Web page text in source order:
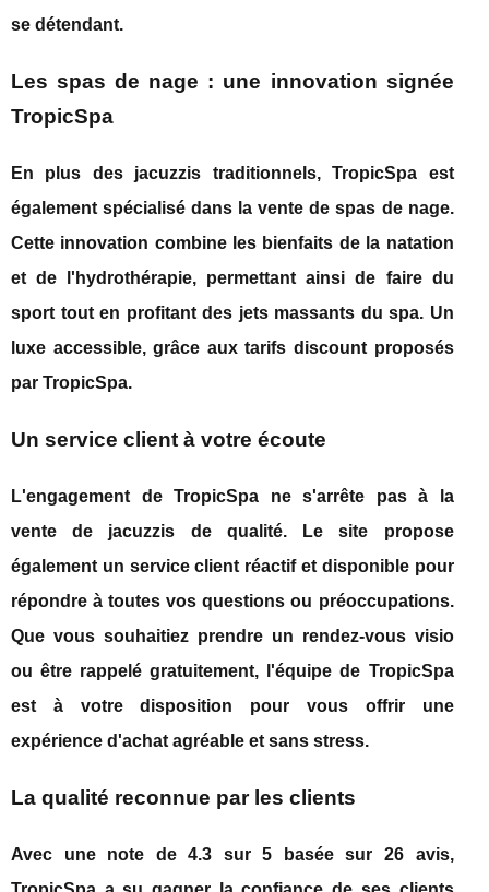
se détendant.
Les spas de nage : une innovation signée
TropicSpa
En plus des jacuzzis traditionnels, TropicSpa est
également spécialisé dans la vente de spas de nage.
Cette innovation combine les bienfaits de la natation
et de l'hydrothérapie, permettant ainsi de faire du
sport tout en profitant des jets massants du spa. Un
luxe accessible, grâce aux tarifs discount proposés
par TropicSpa.
Un service client à votre écoute
L'engagement de TropicSpa ne s'arrête pas à la
vente de jacuzzis de qualité. Le site propose
également un service client réactif et disponible pour
répondre à toutes vos questions ou préoccupations.
Que vous souhaitiez prendre un rendez-vous visio
ou être rappelé gratuitement, l'équipe de TropicSpa
est à votre disposition pour vous offrir une
expérience d'achat agréable et sans stress.
La qualité reconnue par les clients
Avec une note de 4.3 sur 5 basée sur 26 avis,